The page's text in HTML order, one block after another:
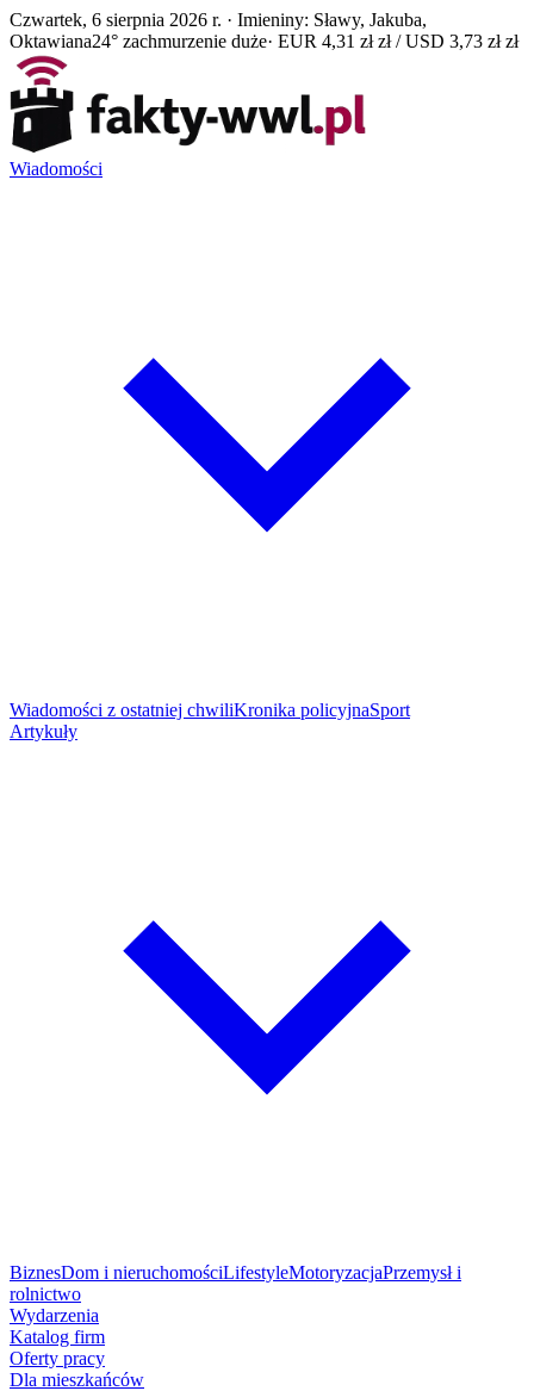
Czwartek, 6 sierpnia 2026 r. · Imieniny: Sławy, Jakuba,
Oktawiana24° zachmurzenie duże· EUR 4,31 zł zł / USD 3,73 zł zł
Wiadomości
Wiadomości z ostatniej chwiliKronika policyjnaSport
Artykuły
BiznesDom i nieruchomościLifestyleMotoryzacjaPrzemysł i
rolnictwo
Wydarzenia
Katalog firm
Oferty pracy
Dla mieszkańców